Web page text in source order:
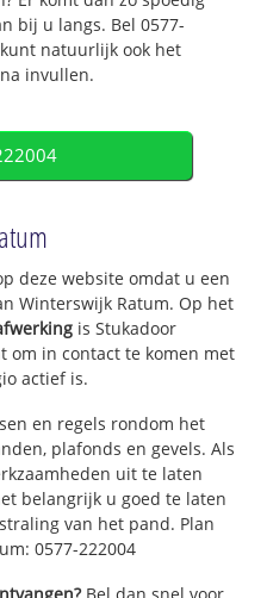
bij u langs. Bel 0577-
natuurlijk ook het
invullen.
deze website omdat u een
Winterswijk Ratum. Op het
is Stukadoor
om in contact te komen met
actief is.
en regels rondom het
plafonds en gevels. Als
uit te laten
belangrijk u goed te laten
van het pand. Plan
0577-222004